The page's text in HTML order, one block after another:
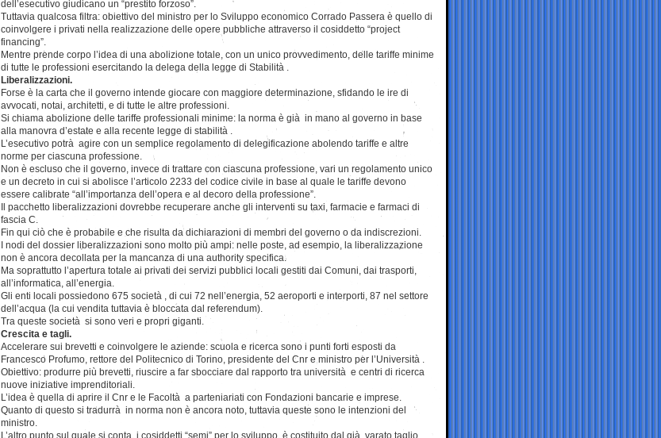
dell’esecutivo giudicano un “prestito forzoso”.
Tuttavia qualcosa filtra: obiettivo del ministro per lo Sviluppo economico Corrado Passera è quello di
coinvolgere i privati nella realizzazione delle opere pubbliche attraverso il cosiddetto “project
financing”.
Mentre prende corpo l’idea di una abolizione totale, con un unico provvedimento, delle tariffe minime
di tutte le professioni esercitando la delega della legge di Stabilità .
Liberalizzazioni.
Forse è la carta che il governo intende giocare con maggiore determinazione, sfidando le ire di
avvocati, notai, architetti, e di tutte le altre professioni.
Si chiama abolizione delle tariffe professionali minime: la norma è già in mano al governo in base
alla manovra d’estate e alla recente legge di stabilità .
L’esecutivo potrà agire con un semplice regolamento di delegificazione abolendo tariffe e altre
norme per ciascuna professione.
Non è escluso che il governo, invece di trattare con ciascuna professione, vari un regolamento unico
e un decreto in cui si abolisce l’articolo 2233 del codice civile in base al quale le tariffe devono
essere calibrate “all’importanza dell’opera e al decoro della professione”.
Il pacchetto liberalizzazioni dovrebbe recuperare anche gli interventi su taxi, farmacie e farmaci di
fascia C.
Fin qui ciò che è probabile e che risulta da dichiarazioni di membri del governo o da indiscrezioni.
I nodi del dossier liberalizzazioni sono molto più ampi: nelle poste, ad esempio, la liberalizzazione
non è ancora decollata per la mancanza di una authority specifica.
Ma soprattutto l’apertura totale ai privati dei servizi pubblici locali gestiti dai Comuni, dai trasporti,
all’informatica, all’energia.
Gli enti locali possiedono 675 società , di cui 72 nell’energia, 52 aeroporti e interporti, 87 nel settore
dell’acqua (la cui vendita tuttavia è bloccata dal referendum).
Tra queste società si sono veri e propri giganti.
Crescita e tagli.
Accelerare sui brevetti e coinvolgere le aziende: scuola e ricerca sono i punti forti esposti da
Francesco Profumo, rettore del Politecnico di Torino, presidente del Cnr e ministro per l’Università .
Obiettivo: produrre più brevetti, riuscire a far sbocciare dal rapporto tra università e centri di ricerca
nuove iniziative imprenditoriali.
L’idea è quella di aprire il Cnr e le Facoltà a parteniariati con Fondazioni bancarie e imprese.
Quanto di questo si tradurrà in norma non è ancora noto, tuttavia queste sono le intenzioni del
ministro.
L’altro punto sul quale si conta, i cosiddetti “semi” per lo sviluppo, è costituito dal già varato taglio